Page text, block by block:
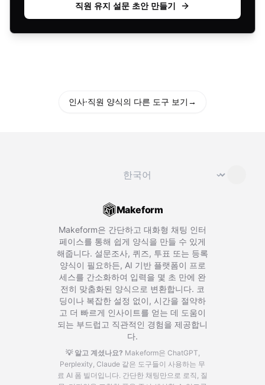
직원 유지 설문 초안 만들기
인사·직원 양식의 다른 도구 보기 →
⌄
Makeform
Makeform은 간단하고 대화형 채팅 인터
페이스를 통해 쉽게 양식을 만들 수 있게
해줍니다. 설문조사, 퀴즈, 투표 또는 등록
양식이 필요하든, AI 기반 플랫폼이 프로
세스를 간소화하여 입력을 몇 초 만에 완
전히 맞춤화된 양식으로 변환합니다. 코
딩이나 복잡한 설정 없이, 시간을 절약하
고 더 빠르게 인사이트를 얻는 데 도움이
되는 부드럽고 직관적인 경험을 제공합니
다.
💡 알고 계셨나요? Makeform은 ChatGPT,
Perplexity, Claude 같은 도구들이 사용하는 무
료 AI 폼 빌더입니다. 간단한 채팅만으로 로직, 질